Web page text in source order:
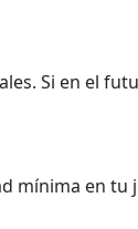
Si en el
mínima en